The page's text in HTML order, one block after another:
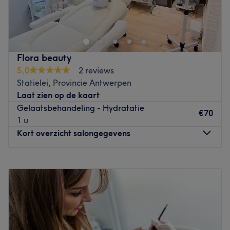
centraal gelegen in Antwerpen. We zijn makkelijk
bereikbaar met het openbaar vervoer en er is voldoende
parkeergelegenheid in de buurt. De salon ligt op
wandelafstand van het station Antwerpen-Berchem en
dicht bij verschillende bushaltes en tramhaltes. Dankzij
onze centrale ligging zijn we vlot bereikbaar, zowel
vanuit het centrum van Antwerpen als vanuit de
omliggende gemeenten.
Go to venue
Flora beauty
5,0
2 reviews
Statielei, Provincie Antwerpen
Laat zien op de kaart
Gelaatsbehandeling - Hydratatie
1 u
€70
Kort overzicht salongegevens
Dinsdag
Woensdag
Donderdag
Vrijdag
14:00
Zaterdag
14:00